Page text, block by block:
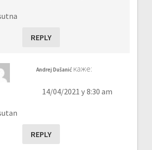
REPLY
Andrej Dušanić каже:
14/04/2021 у 8:30 am
REPLY